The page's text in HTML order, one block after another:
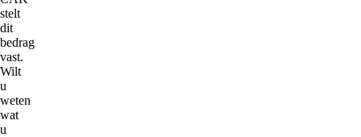
stelt
dit
bedrag
vast.
Wilt
u
weten
wat
u